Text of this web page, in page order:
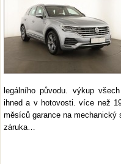
legálního původu. výkup
ihned a v hotovosti. více než
měsíců garance na
záruka…